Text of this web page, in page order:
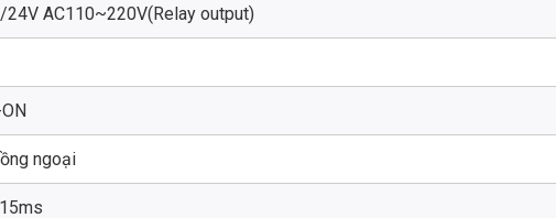
24V AC110~220V(Relay output)
ngoại